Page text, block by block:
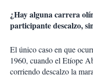
¿Hay alguna carrera
participante descalzo,
El único caso en que
1960, cuando el Etíope
corriendo descalzo la